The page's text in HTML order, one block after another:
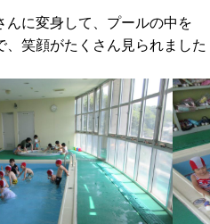
に変身して、プールの中を
笑顔がたくさん見られました